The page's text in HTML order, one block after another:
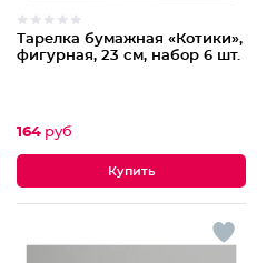
Тарелка бумажная «Котики»,
фигурная, 23 см, набор 6 шт.
164 руб